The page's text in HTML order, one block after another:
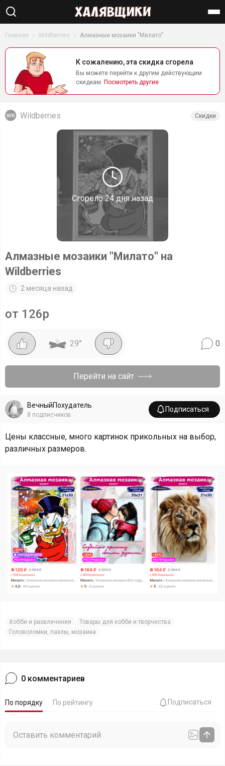
Главная Wildberries Алмазные мозаики "Милато"
К сожалению, эта скидка сгорела
Вы можете перейти к другим действующим
скидкам. Посмотреть другие
Сгорело24 дня назад
Wildberries Скидки
Алмазные мозаики "Милато" на
Wildberries
2 месяца назад
от 126р
29° 0
Перейти на сайт
ВечныйПохудатель
8 подписчиков
Подписаться
Цены классные, много картинок прикольных на выбор,
различных размеров.
Хобби и развлечения
Товары для хобби и творчества
Головоломки, пазлы, мозаика
0 комментариев
По порядку По рейтингу Подписаться